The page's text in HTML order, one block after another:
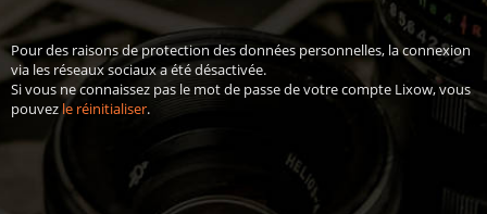
Pour des raisons de protection des données personnelles, la connexion
via les réseaux sociaux a été désactivée.
Si vous ne connaissez pas le mot de passe de votre compte Lixow, vous
pouvezle réinitialiser.